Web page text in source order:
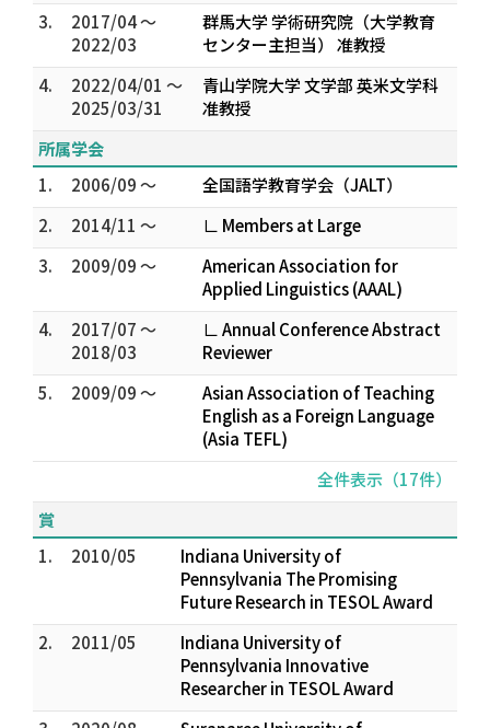
3.
2017/04 ～
2022/03
群馬大学 学術研究院（大学教育
センター主担当） 准教授
4.
2022/04/01 ～
2025/03/31
青山学院大学 文学部 英米文学科
准教授
所属学会
1.
2006/09 ～
全国語学教育学会（JALT）
2.
2014/11 ～
∟ Members at Large
3.
2009/09 ～
American Association for
Applied Linguistics (AAAL)
4.
2017/07 ～
2018/03
∟ Annual Conference Abstract
Reviewer
5.
2009/09 ～
Asian Association of Teaching
English as a Foreign Language
(Asia TEFL)
全件表示（17件）
賞
1.
2010/05
Indiana University of
Pennsylvania The Promising
Future Research in TESOL Award
2.
2011/05
Indiana University of
Pennsylvania Innovative
Researcher in TESOL Award